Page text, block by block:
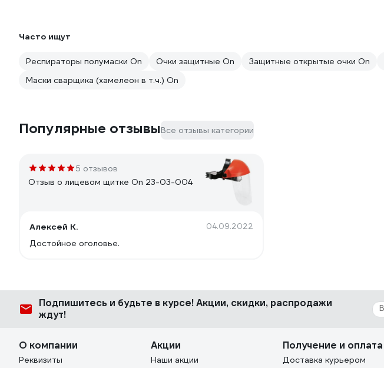
Часто ищут
Респираторы полумаски On Очки защитные On Защитные открытые очки On
Маски сварщика (хамелеон в т.ч.) On
Популярные отзывыВсе отзывы категории
5 отзывов
Отзыв о лицевом щитке On 23-03-004
Алексей К. 04.09.2022
Достойное оголовье.
Подпишитесь и будьте в курсе! Акции, скидки, распродажи
ждут!
О компании
Реквизиты
Акции
Наши акции
Получение и оплата
Доставка курьером